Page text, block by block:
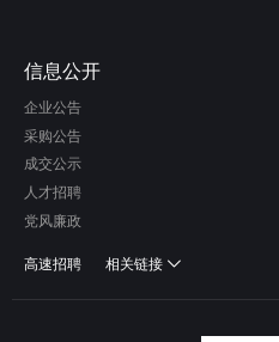
信息公开
企业公告
采购公告
成交公示
人才招聘
党风廉政
高速招聘 相关链接